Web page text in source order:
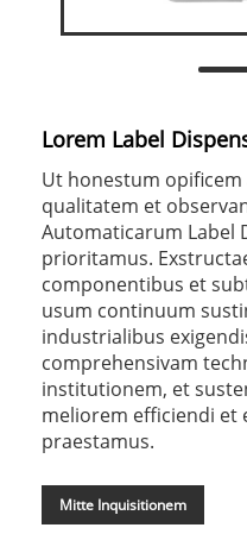
Lorem Label
Ut honestum
qualitatem et
Automaticarum Label
prioritamus.
componentibus et
usum continuum
industrialibus
comprehensivam
institutionem, et
meliorem efficiendi et
praestamus.
Mitte Inquisitionem